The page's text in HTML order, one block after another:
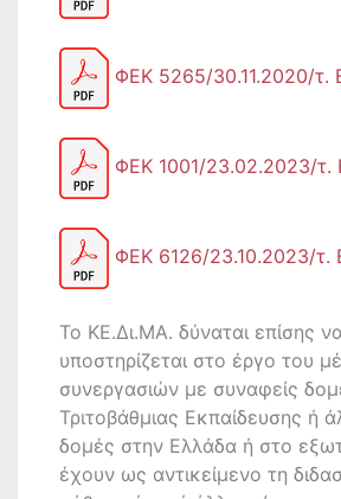
ΦΕΚ 5265/30.11.2020/τ.
ΦΕΚ 1001/23.02.2023/τ.
ΦΕΚ 6126/23.10.2023/τ.
Το ΚΕ.Δι.ΜΑ. δύναται επίσης
υποστηρίζεται στο έργο του
συνεργασιών με συναφείς
Τριτοβάθμιας Εκπαίδευσης ή
δομές στην Ελλάδα ή στο
έχουν ως αντικείμενο τη